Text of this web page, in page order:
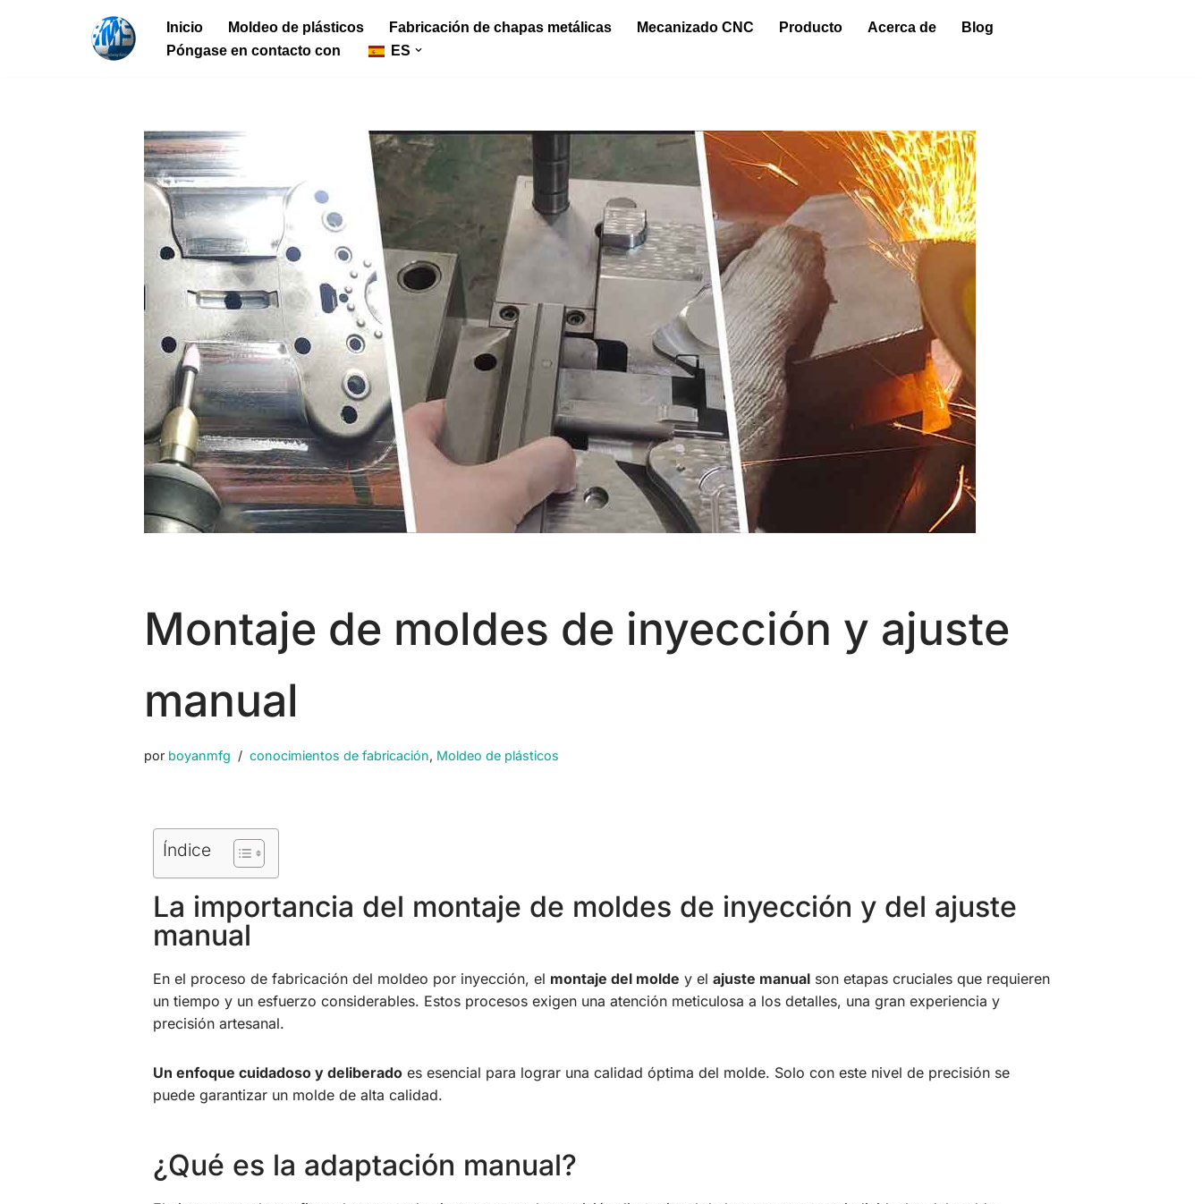
Inicio Moldeo de plásticos Fabricación de chapas metálicas Mecanizado CNC Producto Acerca de
Blog
Póngase en contacto con
ES
Montaje de moldes de inyección y ajuste
manual
por boyanmfg conocimientos de fabricación, Moldeo de plásticos
Índice
La importancia del montaje de moldes de inyección y del ajuste
manual
En el proceso de fabricación del moldeo por inyección, el montaje del molde y el ajuste manualson etapas cruciales que requieren
un tiempo y un esfuerzo considerables. Estos procesos exigen una atención meticulosa a los detalles, una gran experiencia y
precisión artesanal.
Un enfoque cuidadoso y deliberadoes esencial para lograr una calidad óptima del molde. Solo con este nivel de precisión se
puede garantizar un molde de alta calidad.
¿Qué es la adaptación manual?